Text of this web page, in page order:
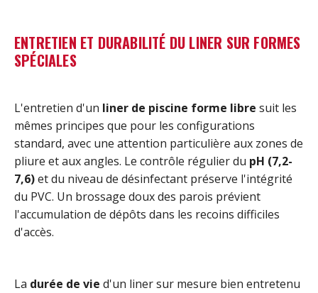
ENTRETIEN ET DURABILITÉ DU LINER SUR FORMES
SPÉCIALES
L'entretien d'un liner de piscine forme libre suit les
mêmes principes que pour les configurations
standard, avec une attention particulière aux zones de
pliure et aux angles. Le contrôle régulier du pH (7,2-
7,6)et du niveau de désinfectant préserve l'intégrité
du PVC. Un brossage doux des parois prévient
l'accumulation de dépôts dans les recoins difficiles
d'accès.
La durée de vie d'un liner sur mesure bien entretenu